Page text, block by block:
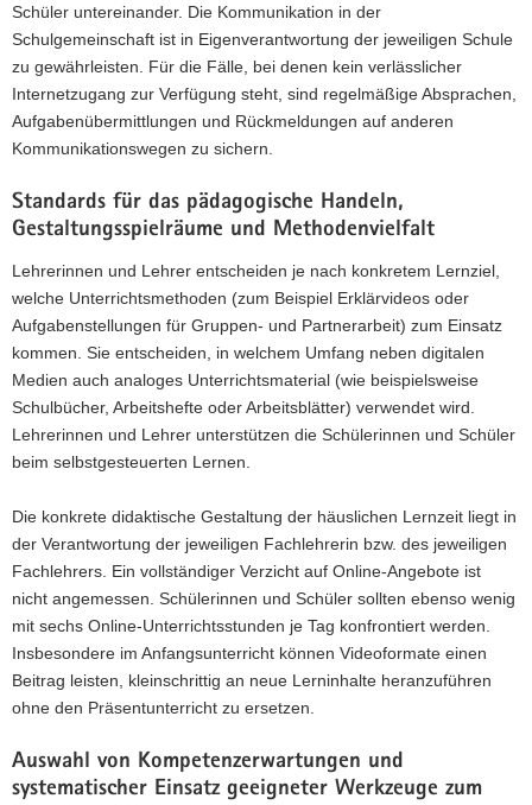
Schüler untereinander. Die Kommunikation in der
Schulgemeinschaft ist in Eigenverantwortung der jeweiligen Schule
zu gewährleisten. Für die Fälle, bei denen kein verlässlicher
Internetzugang zur Verfügung steht, sind regelmäßige Absprachen,
Aufgabenübermittlungen und Rückmeldungen auf anderen
Kommunikationswegen zu sichern.
Standards für das pädagogische Handeln,
Gestaltungsspielräume und Methodenvielfalt
Lehrerinnen und Lehrer entscheiden je nach konkretem Lernziel,
welche Unterrichtsmethoden (zum Beispiel Erklärvideos oder
Aufgabenstellungen für Gruppen- und Partnerarbeit) zum Einsatz
kommen. Sie entscheiden, in welchem Umfang neben digitalen
Medien auch analoges Unterrichtsmaterial (wie beispielsweise
Schulbücher, Arbeitshefte oder Arbeitsblätter) verwendet wird.
Lehrerinnen und Lehrer unterstützen die Schülerinnen und Schüler
beim selbstgesteuerten Lernen.
Die konkrete didaktische Gestaltung der häuslichen Lernzeit liegt in
der Verantwortung der jeweiligen Fachlehrerin bzw. des jeweiligen
Fachlehrers. Ein vollständiger Verzicht auf Online-Angebote ist
nicht angemessen. Schülerinnen und Schüler sollten ebenso wenig
mit sechs Online-Unterrichtsstunden je Tag konfrontiert werden.
Insbesondere im Anfangsunterricht können Videoformate einen
Beitrag leisten, kleinschrittig an neue Lerninhalte heranzuführen
ohne den Präsentunterricht zu ersetzen.
Auswahl von Kompetenzerwartungen und
systematischer Einsatz geeigneter Werkzeuge zum